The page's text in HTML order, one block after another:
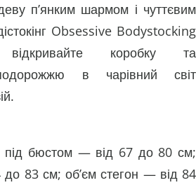
п’янким шармом і чуттєвим
Obsessive Bodystocking
коробку та
в чарівний світ
під бюстом — від 67 до 80 см;
до 83 см; об’єм стегон — від 84